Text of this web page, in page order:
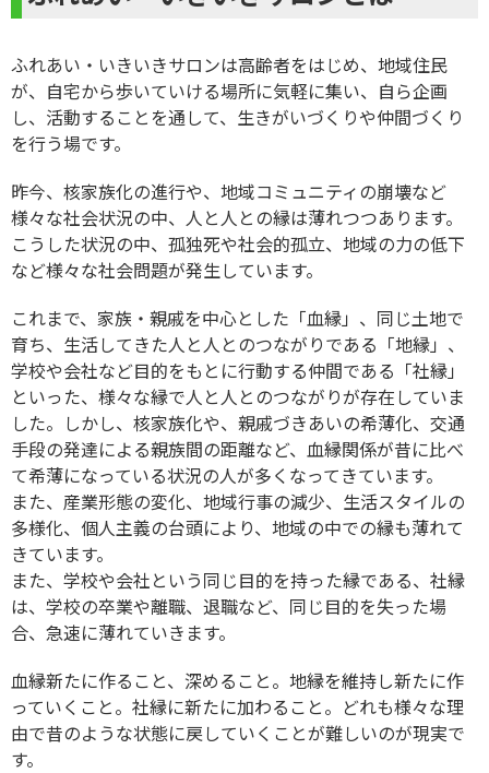
ふれあい・いきいきサロンは高齢者をはじめ、地域住民
が、自宅から歩いていける場所に気軽に集い、自ら企画
し、活動することを通して、生きがいづくりや仲間づくり
を行う場です。
昨今、核家族化の進行や、地域コミュニティの崩壊など
様々な社会状況の中、人と人との縁は薄れつつあります。
こうした状況の中、孤独死や社会的孤立、地域の力の低下
など様々な社会問題が発生しています。
これまで、家族・親戚を中心とした「血縁」、同じ土地で
育ち、生活してきた人と人とのつながりである「地縁」、
学校や会社など目的をもとに行動する仲間である「社縁」
といった、様々な縁で人と人とのつながりが存在していま
した。しかし、核家族化や、親戚づきあいの希薄化、交通
手段の発達による親族間の距離など、血縁関係が昔に比べ
て希薄になっている状況の人が多くなってきています。
また、産業形態の変化、地域行事の減少、生活スタイルの
多様化、個人主義の台頭により、地域の中での縁も薄れて
きています。
また、学校や会社という同じ目的を持った縁である、社縁
は、学校の卒業や離職、退職など、同じ目的を失った場
合、急速に薄れていきます。
血縁新たに作ること、深めること。地縁を維持し新たに作
っていくこと。社縁に新たに加わること。どれも様々な理
由で昔のような状態に戻していくことが難しいのが現実で
す。